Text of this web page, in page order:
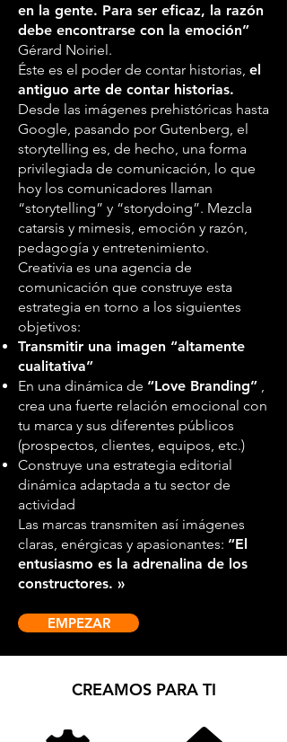
en la gente. Para ser eficaz, la razón
debe encontrarse con la emoción”
Gérard Noiriel.
Éste es el poder de contar historias, el
antiguo arte de contar historias.
Desde las imágenes prehistóricas hasta
Google, pasando por Gutenberg, el
storytelling es, de hecho, una forma
privilegiada de comunicación, lo que
hoy los comunicadores llaman
“storytelling” y “storydoing”. Mezcla
catarsis y mimesis, emoción y razón,
pedagogía y entretenimiento.
Creativia es una agencia de
comunicación que construye esta
estrategia en torno a los siguientes
objetivos:
Transmitir una imagen “altamente
cualitativa”
En una dinámica de “Love Branding” ,
crea una fuerte relación emocional con
tu marca y sus diferentes públicos
(prospectos, clientes, equipos, etc.)
Construye una estrategia editorial
dinámica adaptada a tu sector de
actividad
Las marcas transmiten así imágenes
claras, enérgicas y apasionantes: “El
entusiasmo es la adrenalina de los
constructores. »
EMPEZAR
CREAMOS PARA TI